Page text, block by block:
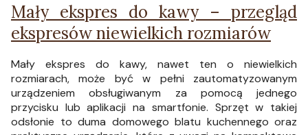
Mały ekspres do kawy – przegląd
ekspresów niewielkich rozmiarów
Mały ekspres do kawy, nawet ten o niewielkich
rozmiarach, może być w pełni zautomatyzowanym
urządzeniem obsługiwanym za pomocą jednego
przycisku lub aplikacji na smartfonie. Sprzęt w takiej
odsłonie to duma domowego blatu kuchennego oraz